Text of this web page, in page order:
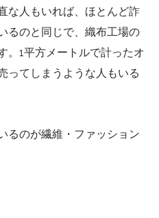
な人もいれば、ほとんど詐
るのと同じで、織布工場の
。1平方メートルで計ったオ
ってしまうような人もいる
るのが繊維・ファッション